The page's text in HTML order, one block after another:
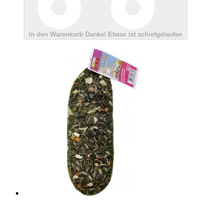
In den Warenkorb Danke! Etwas ist schiefgelaufen